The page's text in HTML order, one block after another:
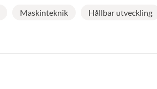
Maskinteknik Hållbar utveckling